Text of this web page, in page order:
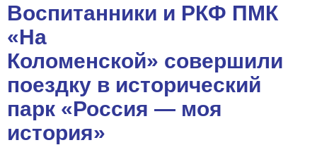
Воспитанники и РКФ ПМК
«На
Коломенской» совершили
поездку в исторический
парк «Россия — моя
история»